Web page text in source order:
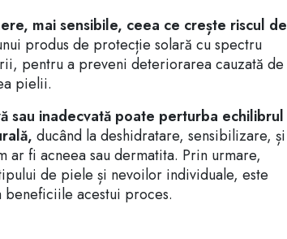
mai sensibile, ceea ce crește riscul de
produs de protecție solară cu spectru
pentru a preveni deteriorarea cauzată de
pielii.
sau inadecvată poate perturba echilibrul
ducând la deshidratare, sensibilizare, și
ar fi acneea sau dermatita. Prin urmare,
de piele și nevoilor individuale, este
beneficiile acestui proces.